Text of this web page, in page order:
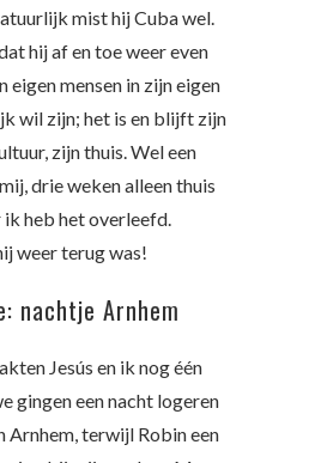
mist hij Cuba wel.
hij af en toe weer even
eigen mensen in zijn eigen
wil zijn; het is en blijft zijn
zijn thuis. Wel een
drie weken alleen thuis
ik heb het overleefd.
weer terug was!
nachtje Arnhem
Jesús en ik nog één
gingen een nacht logeren
Arnhem, terwijl Robin een